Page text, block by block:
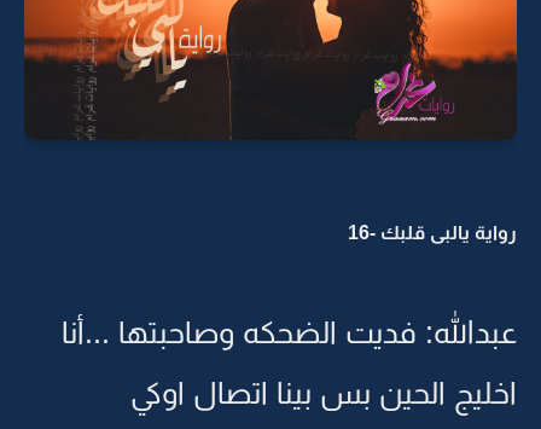
رواية يالبى قلبك -16
عبدالله: فديت الضحكه وصاحبتها ...أنا
اخليج الحين بس بينا اتصال اوكي